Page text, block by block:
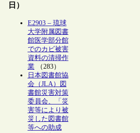
日）
E2903 – 琉球
大学附属図書
館医学部分館
でのカビ被害
資料の清掃作
業（283）
日本図書館協
会（JLA）図
書館災害対策
委員会、「災
害等により被
災した図書館
等への助成